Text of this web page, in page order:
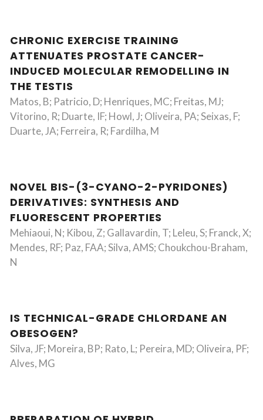
CHRONIC EXERCISE TRAINING
ATTENUATES PROSTATE CANCER-
INDUCED MOLECULAR REMODELLING IN
THE TESTIS
Matos, B; Patricio, D; Henriques, MC; Freitas, MJ;
Vitorino, R; Duarte, IF; Howl, J; Oliveira, PA; Seixas, F;
Duarte, JA; Ferreira, R; Fardilha, M
NOVEL BIS-(3-CYANO-2-PYRIDONES)
DERIVATIVES: SYNTHESIS AND
FLUORESCENT PROPERTIES
Mehiaoui, N; Kibou, Z; Gallavardin, T; Leleu, S; Franck, X;
Mendes, RF; Paz, FAA; Silva, AMS; Choukchou-Braham,
N
IS TECHNICAL-GRADE CHLORDANE AN
OBESOGEN?
Silva, JF; Moreira, BP; Rato, L; Pereira, MD; Oliveira, PF;
Alves, MG